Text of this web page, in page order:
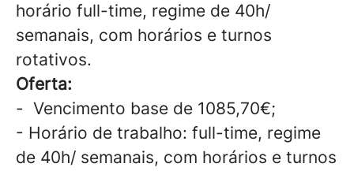
horário full-time, regime de 40h/
semanais, com horários e turnos
rotativos.
Oferta:
- Vencimento base de 1085,70€;
- Horário de trabalho: full-time, regime
de 40h/ semanais, com horários e turnos